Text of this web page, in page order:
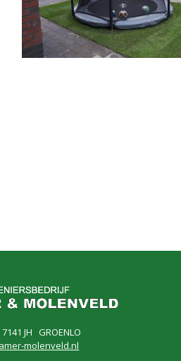
JH GROENLO
molenveld.nl